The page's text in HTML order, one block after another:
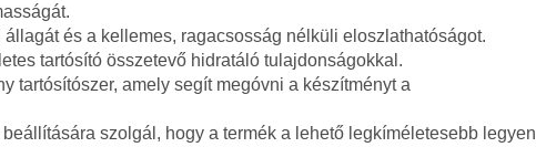
és a kellemes, ragacsosság nélküli eloszlathatóságot.
tartósító összetevő hidratáló tulajdonságokkal.
tartósítószer, amely segít megóvni a készítményt a
szolgál, hogy a termék a lehető legkíméletesebb legyen